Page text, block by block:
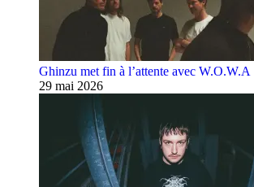
Ghinzu met fin à l’attente avec W.O.W.A
29 mai 2026